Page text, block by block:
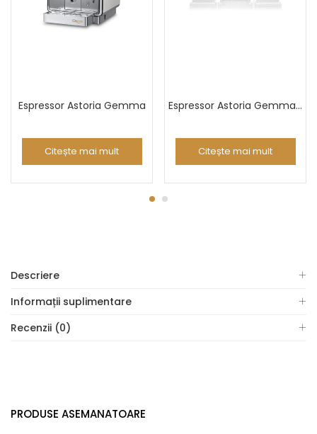
Espressor Astoria Gemma
Citește mai mult
Espressor Astoria Gemma Push Button (PB)
Citește mai mult
Descriere
Informații suplimentare
Recenzii (0)
PRODUSE ASEMANATOARE